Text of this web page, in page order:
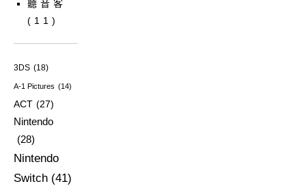
聽音客
(11)
3DS (18)
A-1 Pictures (14)
ACT (27)
Nintendo
(28)
Nintendo
Switch (41)